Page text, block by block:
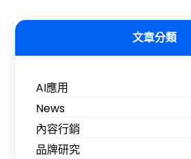
文章分類
AI應用
News
內容行銷
品牌研究